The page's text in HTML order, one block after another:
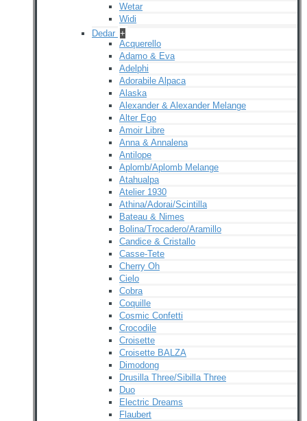
Wetar
Widi
Dedar +
Acquerello
Adamo & Eva
Adelphi
Adorabile Alpaca
Alaska
Alexander & Alexander Melange
Alter Ego
Amoir Libre
Anna & Annalena
Antilope
Aplomb/Aplomb Melange
Atahualpa
Atelier 1930
Athina/Adorai/Scintilla
Bateau & Nimes
Bolina/Trocadero/Aramillo
Candice & Cristallo
Casse-Tete
Cherry Oh
Cielo
Cobra
Coquille
Cosmic Confetti
Crocodile
Croisette
Croisette BALZA
Dimodong
Drusilla Three/Sibilla Three
Duo
Electric Dreams
Flaubert